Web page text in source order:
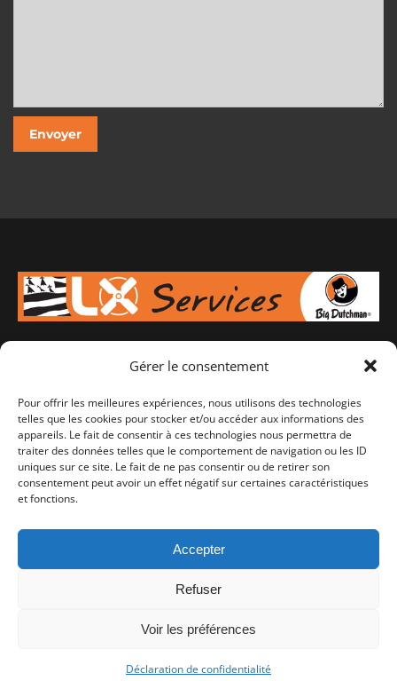
Gérer le consentement
Pour offrir les meilleures expériences, nous utilisons des technologies
telles que les cookies pour stocker et/ou accéder aux informations des
appareils. Le fait de consentir à ces technologies nous permettra de
traiter des données telles que le comportement de navigation ou les ID
uniques sur ce site. Le fait de ne pas consentir ou de retirer son
consentement peut avoir un effet négatif sur certaines caractéristiques
et fonctions.
Accepter
Refuser
Voir les préférences
Déclaration de confidentialité
Votre spécialiste en équipement d'élevage pour porcs,
passant par la ventilation. A Lampaul-Guimilliau en
Bretagne, SAV 7J/7.
Retrouvez-nous sur :